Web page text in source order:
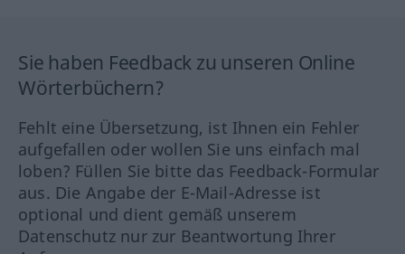
Sie haben Feedback zu unseren Online
Wörterbüchern?
Fehlt eine Übersetzung, ist Ihnen ein Fehler
aufgefallen oder wollen Sie uns einfach mal
loben? Füllen Sie bitte das Feedback-Formular
aus. Die Angabe der E-Mail-Adresse ist
optional und dient gemäß unserem
Datenschutz nur zur Beantwortung Ihrer